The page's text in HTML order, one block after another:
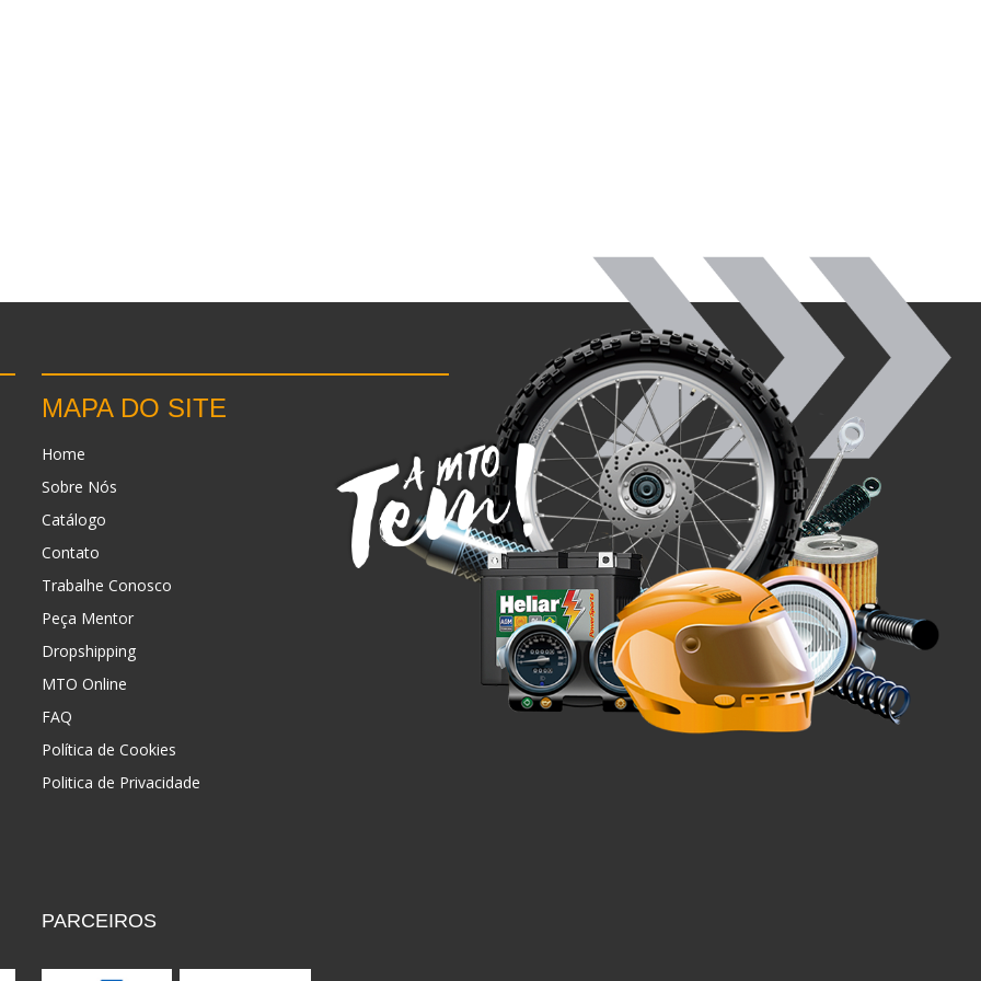
MAPA DO SITE
Home
Sobre Nós
Catálogo
Contato
Trabalhe Conosco
Peça Mentor
Dropshipping
MTO Online
FAQ
Política de Cookies
Politica de Privacidade
PARCEIROS